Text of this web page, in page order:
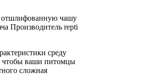
отшлифованную чашу
Производитель repti
среду
чтобы ваши питомцы
сложная